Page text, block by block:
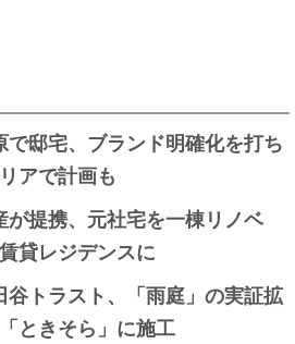
邸宅、ブランド明確化を打ち
アで計画も
が提携、元社宅を一棟リノベ
貸レジデンスに
トラスト、「雨庭」の実証拡
ときそら」に施工